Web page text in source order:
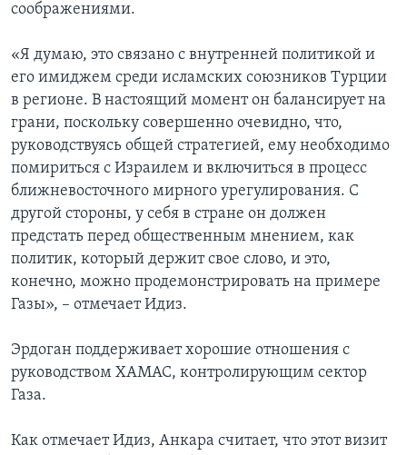
соображениями.
«Я думаю, это связано с внутренней политикой и
его имиджем среди исламских союзников Турции
в регионе. В настоящий момент он балансирует на
грани, поскольку совершенно очевидно, что,
руководствуясь общей стратегией, ему необходимо
помириться с Израилем и включиться в процесс
ближневосточного мирного урегулирования. С
другой стороны, у себя в стране он должен
предстать перед общественным мнением, как
политик, который держит свое слово, и это,
конечно, можно продемонстрировать на примере
Газы», – отмечает Идиз.
Эрдоган поддерживает хорошие отношения с
руководством ХАМАС, контролирующим сектор
Газа.
Как отмечает Идиз, Анкара считает, что этот визит